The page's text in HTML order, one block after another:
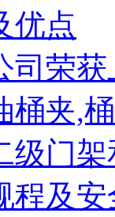
优点
司荣
桶夹,
级门
程及